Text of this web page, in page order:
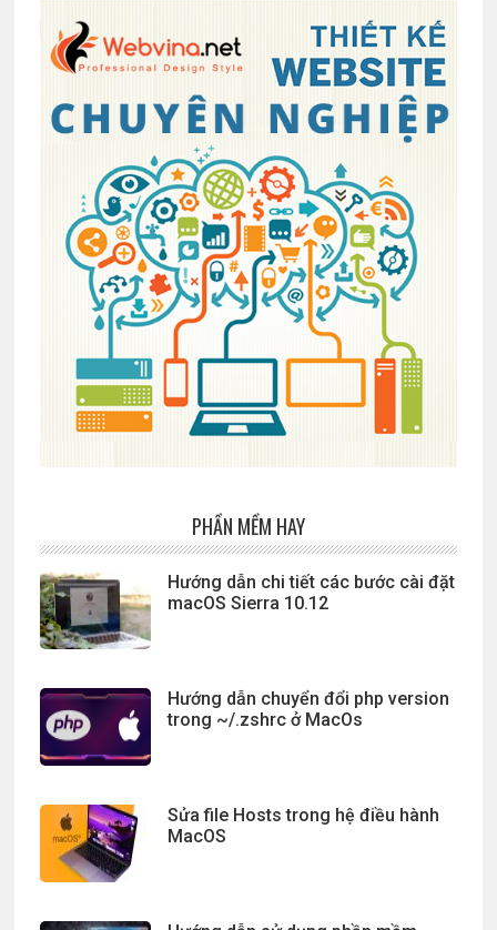
PHẦN MỀM HAY
Hướng dẫn chi tiết các bước cài đặt
macOS Sierra 10.12
Hướng dẫn chuyển đổi php version
trong ~/.zshrc ở MacOs
Sửa file Hosts trong hệ điều hành
MacOS